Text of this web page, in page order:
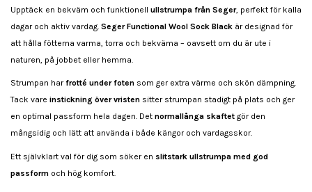
Upptäck en bekväm och funktionell ullstrumpa från Seger, perfekt för kalla
dagar och aktiv vardag. Seger Functional Wool Sock Black är designad för
att hålla fötterna varma, torra och bekväma – oavsett om du är ute i
naturen, på jobbet eller hemma.
Strumpan harfrotté under foten som ger extra värme och skön dämpning.
Tack vare instickning över vristen sitter strumpan stadigt på plats och ger
en optimal passform hela dagen. Det normallånga skaftet gör den
mångsidig och lätt att använda i både kängor och vardagsskor.
Ett självklart val för dig som söker en slitstark ullstrumpa med god
passform och hög komfort.